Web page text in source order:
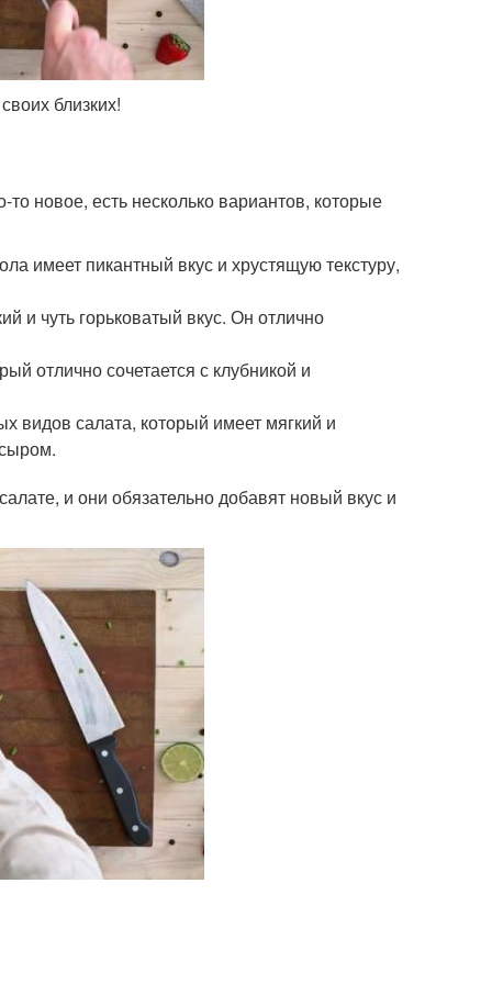
близких!
новое, есть несколько вариантов, которые
имеет пикантный вкус и хрустящую текстуру,
и чуть горьковатый вкус. Он отлично
отлично сочетается с клубникой и
видов салата, который имеет мягкий и
и они обязательно добавят новый вкус и